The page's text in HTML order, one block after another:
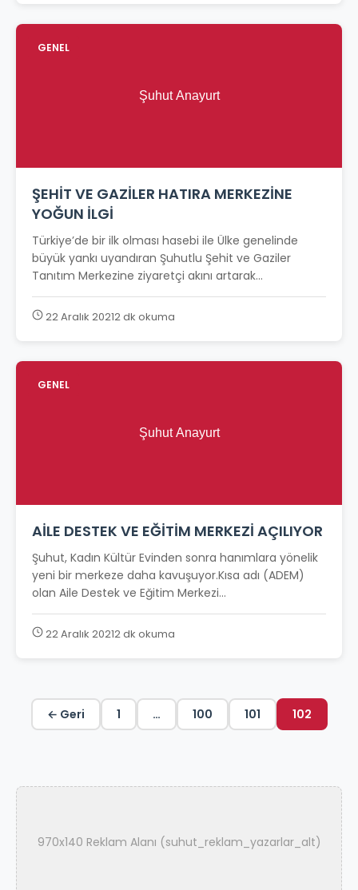
GENEL
ŞEHİT VE GAZİLER HATIRA MERKEZİNE
YOĞUN İLGİ
Türkiye’de bir ilk olması hasebi ile Ülke genelinde
büyük yankı uyandıran Şuhutlu Şehit ve Gaziler
Tanıtım Merkezine ziyaretçi akını artarak...
22 Aralık 20212 dk okuma
GENEL
AİLE DESTEK VE EĞİTİM MERKEZİ AÇILIYOR
Şuhut, Kadın Kültür Evinden sonra hanımlara yönelik
yeni bir merkeze daha kavuşuyor.Kısa adı (ADEM)
olan Aile Destek ve Eğitim Merkezi...
22 Aralık 20212 dk okuma
← Geri 1 … 100 101 102
970x140 Reklam Alanı (suhut_reklam_yazarlar_alt)